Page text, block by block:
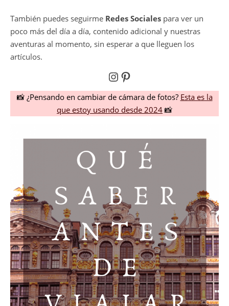
También puedes seguirme Redes Sociales para ver un
poco más del día a día, contenido adicional y nuestras
aventuras al momento, sin esperar a que lleguen los
artículos.
Instagram
Pinterest
📸 ¿Pensando en cambiar de cámara de fotos? Esta es la
que estoy usando desde 2024 📸